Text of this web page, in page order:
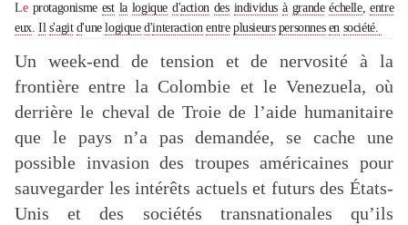
Leprotagonisme est la logique d'action des individus à grande échelle,entre
eux. Il s'agit d'unelogique d'interaction entre plusieurs personnes en société.
Un week-end de tension et de nervosité à la
frontière entre la Colombie et le Venezuela, où
derrière le cheval de Troie de l’aide humanitaire
que le pays n’a pas demandée, se cache une
possible invasion des troupes américaines pour
sauvegarder les intérêts actuels et futurs des États-
Unis et des sociétés transnationales qu’ils